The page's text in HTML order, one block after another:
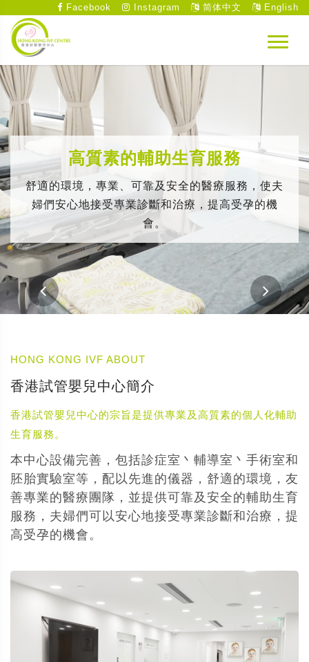
Facebook Instagram 简体中文 English
高質素的輔助生育服務
舒適的環境，專業、可靠及安全的醫療服務，使夫
婦們安心地接受專業診斷和治療，提高受孕的機
會。
HONG KONG IVF ABOUT
香港試管嬰兒中心簡介
香港試管嬰兒中心的宗旨是提供專業及高質素的個人化輔助
生育服務。
本中心設備完善，包括診症室丶輔導室丶手術室和
胚胎實驗室等，配以先進的儀器，舒適的環境，友
善專業的醫療團隊，並提供可靠及安全的輔助生育
服務，夫婦們可以安心地接受專業診斷和治療，提
高受孕的機會。